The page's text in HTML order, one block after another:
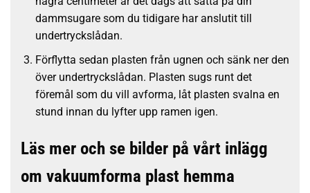
dammsugare som du tidigare har anslutit till
undertryckslådan.
Förflytta sedan plasten från ugnen och sänk ner den
över undertryckslådan. Plasten sugs runt det
föremål som du vill avforma, låt plasten svalna en
stund innan du lyfter upp ramen igen.
Läs mer och se bilder på vårt inlägg
om vakuumforma plast hemma